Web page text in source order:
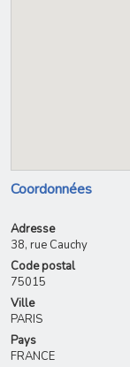
Coordonnées
Adresse
38, rue Cauchy
Code postal
75015
Ville
PARIS
Pays
FRANCE